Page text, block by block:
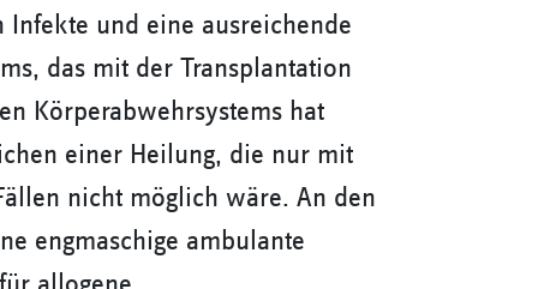
und eine ausreichende
das mit der Transplantation
Körperabwehrsystems hat
einer Heilung, die nur mit
nicht möglich wäre. An den
engmaschige ambulante